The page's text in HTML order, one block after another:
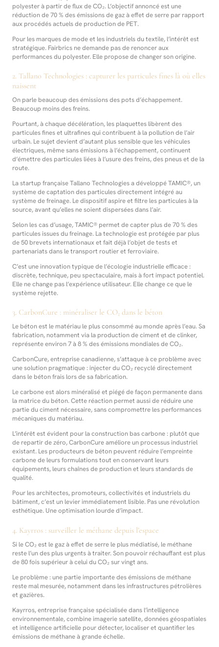
polyester à partir de flux de CO₂. L’objectif annoncé est une
réduction de 70 % des émissions de gaz à effet de serre par rapport
aux procédés actuels de production de PET.
Pour les marques de mode et les industriels du textile, l’intérêt est
stratégique. Fairbrics ne demande pas de renoncer aux
performances du polyester. Elle propose de changer son origine.
2. Tallano Technologies : capturer les particules fines là où elles
naissent
On parle beaucoup des émissions des pots d’échappement.
Beaucoup moins des freins.
Pourtant, à chaque décélération, les plaquettes libèrent des
particules fines et ultrafines qui contribuent à la pollution de l’air
urbain. Le sujet devient d’autant plus sensible que les véhicules
électriques, même sans émissions à l’échappement, continuent
d’émettre des particules liées à l’usure des freins, des pneus et de la
route.
La startup française Tallano Technologies a développé TAMIC®, un
système de captation des particules directement intégré au
système de freinage. Le dispositif aspire et filtre les particules à la
source, avant qu’elles ne soient dispersées dans l’air.
Selon les cas d’usage, TAMIC® permet de capter plus de 70 % des
particules issues du freinage. La technologie est protégée par plus
de 50 brevets internationaux et fait déjà l’objet de tests et
partenariats dans le transport routier et ferroviaire.
C’est une innovation typique de l’écologie industrielle efficace :
discrète, technique, peu spectaculaire, mais à fort impact potentiel.
Elle ne change pas l’expérience utilisateur. Elle change ce que le
système rejette.
3. CarbonCure : minéraliser le CO₂ dans le béton
Le béton est le matériau le plus consommé au monde après l’eau. Sa
fabrication, notamment via la production de ciment et de clinker,
représente environ 7 à 8 % des émissions mondiales de CO₂.
CarbonCure, entreprise canadienne, s’attaque à ce problème avec
une solution pragmatique : injecter du CO₂ recyclé directement
dans le béton frais lors de sa fabrication.
Le carbone est alors minéralisé et piégé de façon permanente dans
la matrice du béton. Cette réaction permet aussi de réduire une
partie du ciment nécessaire, sans compromettre les performances
mécaniques du matériau.
L’intérêt est évident pour la construction bas carbone : plutôt que
de repartir de zéro, CarbonCure améliore un processus industriel
existant. Les producteurs de béton peuvent réduire l’empreinte
carbone de leurs formulations tout en conservant leurs
équipements, leurs chaînes de production et leurs standards de
qualité.
Pour les architectes, promoteurs, collectivités et industriels du
bâtiment, c’est un levier immédiatement lisible. Pas une révolution
esthétique. Une optimisation lourde d’impact.
4. Kayrros : surveiller le méthane depuis l’espace
Si le CO₂ est le gaz à effet de serre le plus médiatisé, le méthane
reste l’un des plus urgents à traiter. Son pouvoir réchauffant est plus
de 80 fois supérieur à celui du CO₂ sur vingt ans.
Le problème : une partie importante des émissions de méthane
reste mal mesurée, notamment dans les infrastructures pétrolières
et gazières.
Kayrros, entreprise française spécialisée dans l’intelligence
environnementale, combine imagerie satellite, données géospatiales
et intelligence artificielle pour détecter, localiser et quantifier les
émissions de méthane à grande échelle.